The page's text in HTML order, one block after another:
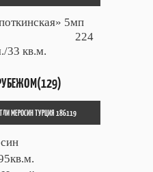
5мп
224
33 кв.м.
МЕРОСИН ТУРЦИЯ 186119